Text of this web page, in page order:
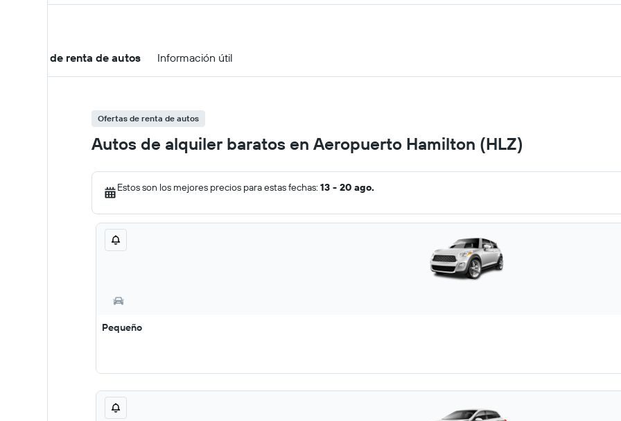
Ofertas de renta de autos Información útil
Ofertas de renta de autos
Autos de alquiler baratos en Aeropuerto Hamilton (HLZ)
Estos son los mejores precios para estas fechas: 13 - 20 ago.
Pequeño